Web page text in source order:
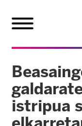
istripua